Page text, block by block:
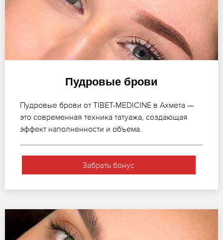
Пудровые брови
Пудровые брови от TIBET-MEDICINE в Ахмета —
это современная техника татуажа, создающая
эффект наполненности и объема.
Забрать бонус